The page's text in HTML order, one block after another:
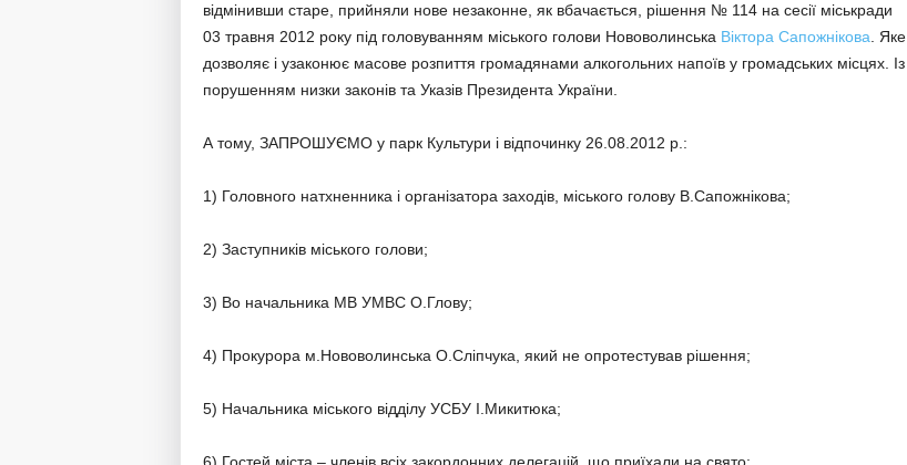
відмінивши старе, прийняли нове незаконне, як вбачається, рішення № 114 на сесії міськради
03 травня 2012 року під головуванням міського голови Нововолинська Віктора Сапожнікова . Яке
дозволяє і узаконює масове розпиття громадянами алкогольних напоїв у громадських місцях. Із
порушенням низки законів та Указів Президента України.
А тому, ЗАПРОШУЄМО у парк Культури і відпочинку 26.08.2012 р.:
1) Головного натхненника і організатора заходів, міського голову В.Сапожнікова;
2) Заступників міського голови;
3) Во начальника МВ УМВС О.Глову;
4) Прокурора м.Нововолинська О.Сліпчука, який не опротестував рішення;
5) Начальника міського відділу УСБУ І.Микитюка;